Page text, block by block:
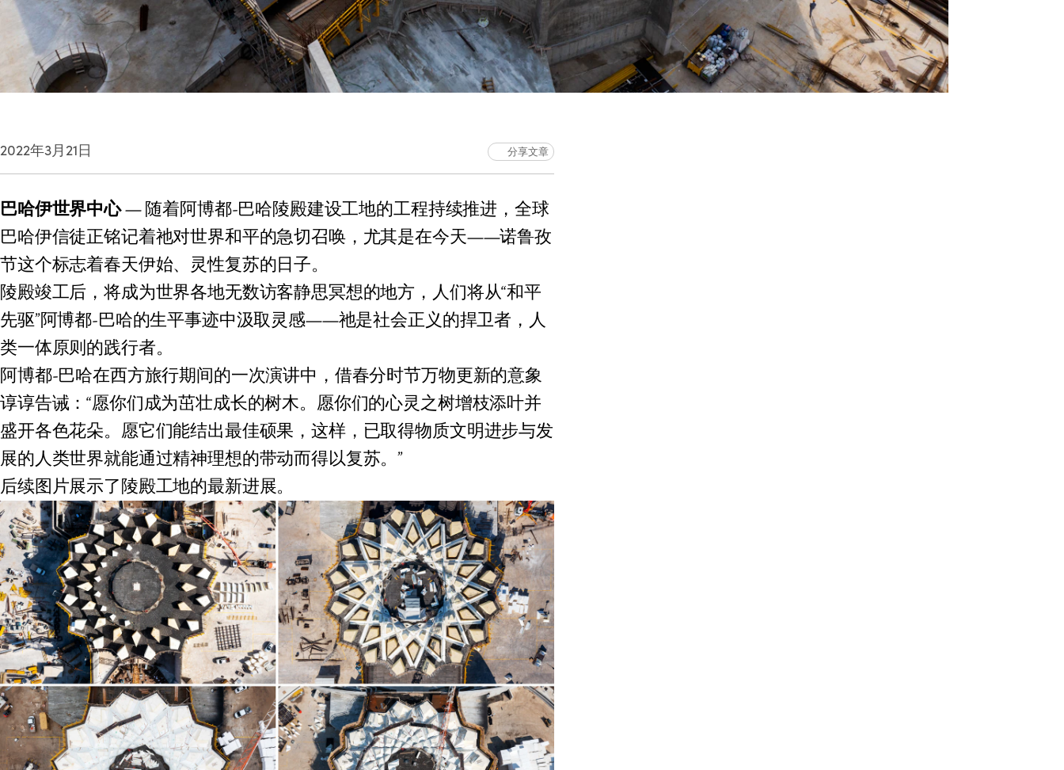
2022年3月21日 分享文章
巴哈伊世界中心— 随着阿博都-巴哈陵殿建设工地的工程持续推进，全球
巴哈伊信徒正铭记着祂对世界和平的急切召唤，尤其是在今天——诺鲁孜
节这个标志着春天伊始、灵性复苏的日子。
陵殿竣工后，将成为世界各地无数访客静思冥想的地方，人们将从“和平
先驱”阿博都-巴哈的生平事迹中汲取灵感——祂是社会正义的捍卫者，人
类一体原则的践行者。
阿博都-巴哈在西方旅行期间的一次演讲中，借春分时节万物更新的意象
谆谆告诫：“愿你们成为茁壮成长的树木。愿你们的心灵之树增枝添叶并
盛开各色花朵。愿它们能结出最佳硕果，这样，已取得物质文明进步与发
展的人类世界就能通过精神理想的带动而得以复苏。”
后续图片展示了陵殿工地的最新进展。